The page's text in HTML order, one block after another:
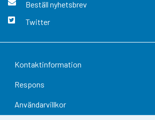
Beställ nyhetsbrev
Twitter
Kontaktinformation
Respons
Användarvillkor